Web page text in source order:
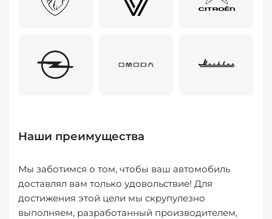
Наши преимущества
Мы заботимся о том, чтобы ваш автомобиль
доставлял вам только удовольствие! Для
достижения этой цели мы скрупулезно
выполняем, разработанный производителем,